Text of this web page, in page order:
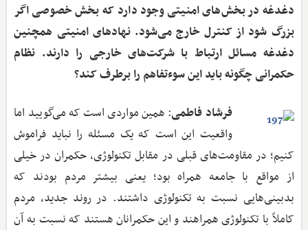
دغدغه در بخش‌های امنیتی وجود دارد که بخش خصوصی اگر
بزرگ شود از کنترل خارج می‌شود. نهادهای امنیتی همچنین
دغدغه مسائل ارتباط با شرکت‌های خارجی را دارند. نظام
حکمرانی چگونه باید این سوءتفاهم را برطرف کند؟
فرشاد فاطمی: همین مواردی است که می‌گویید اما
واقعیت این است که یک مسئله را نباید فراموش
کنیم؛ در مقاومت‌های قبلی در مقابل تکنولوژی، حکمران در خیلی
از مواقع با جامعه همراه بود؛ یعنی بیشتر مردم بودند که
بدبینی‌هایی نسبت به تکنولوژی داشتند. در روند جدید، مردم
کاملاً با تکنولوژی همراهند و این حکمرانان هستند که نسبت به آن